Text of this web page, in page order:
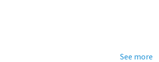
See more